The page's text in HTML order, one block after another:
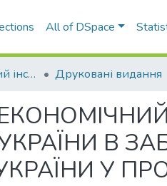
All of DSpace
Навчально-науковий інститут економіки, управління, права та інформаційних технологій Друковані видання
В
У